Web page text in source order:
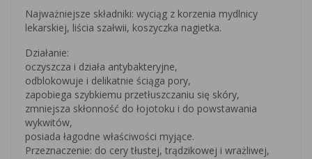
Najważniejsze składniki: wyciąg z korzenia mydlnicy
lekarskiej, liścia szałwii, koszyczka nagietka.
Działanie:
oczyszcza i działa antybakteryjne,
odblokowuje i delikatnie ściąga pory,
zapobiega szybkiemu przetłuszczaniu się skóry,
zmniejsza skłonność do łojotoku i do powstawania
wykwitów,
posiada łagodne właściwości myjące.
Przeznaczenie: do cery tłustej, trądzikowej i wrażliwej,